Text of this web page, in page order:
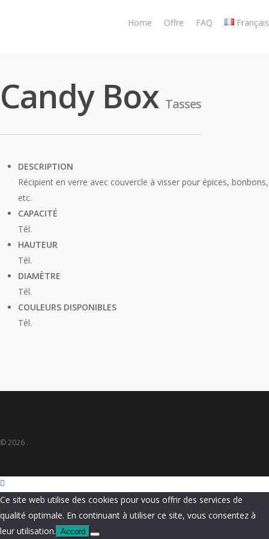
Home Offre FAQ Français
Candy Box Tasses
DESCRIPTION
Récipient en verre avec couvercle à visser pour épices, bonbons,
etc.
CAPACITÉ
Tél.
HAUTEUR
Tél.
DIAMÈTRE
Tél.
COULEURS DISPONIBLES
Tél.
© 2026 .
Ce site web utilise des cookies pour vous offrir des services de
qualité optimale. En continuant à utiliser ce site, vous consentez à
leur utilisation. Accord